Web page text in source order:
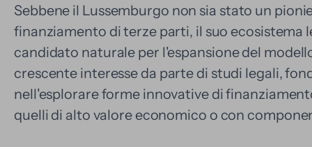
Sebbene il Lussemburgo non sia stato un
finanziamento di terze parti, il suo ecosistema
candidato naturale per l'espansione del
crescente interesse da parte di studi legali,
nell'esplorare forme innovative di
quelli di alto valore economico o con